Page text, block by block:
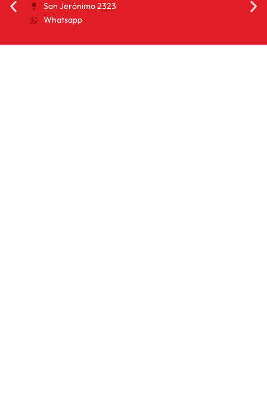
San Jerónimo 2323
Whatsapp